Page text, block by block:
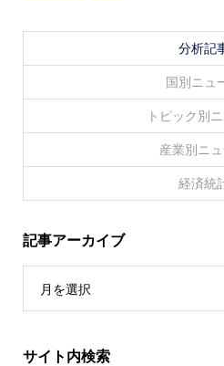
分析記
国別ニュ
トピック別
産業別ニ
経済統
記事アーカイブ
月を選択
サイト内検索